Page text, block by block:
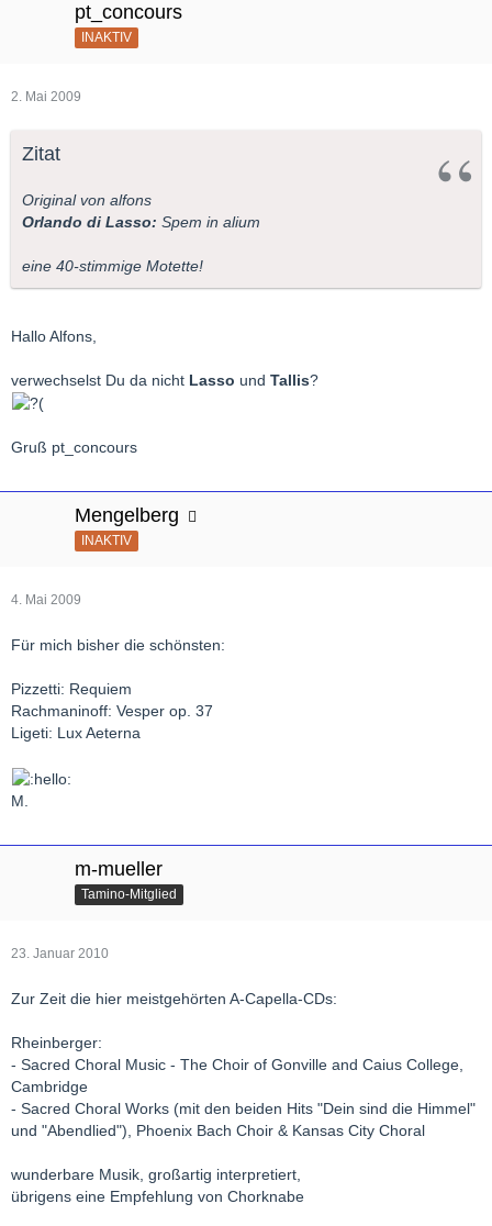
pt_concours
INAKTIV
2. Mai 2009
Zitat
Original von alfons
Orlando di Lasso: Spem in alium
eine 40-stimmige Motette!
Hallo Alfons,
verwechselst Du da nicht Lasso und Tallis?
Gruß pt_concours
Mengelberg
INAKTIV
4. Mai 2009
Für mich bisher die schönsten:
Pizzetti: Requiem
Rachmaninoff: Vesper op. 37
Ligeti: Lux Aeterna
M.
m-mueller
Tamino-Mitglied
23. Januar 2010
Zur Zeit die hier meistgehörten A-Capella-CDs:
Rheinberger:
- Sacred Choral Music - The Choir of Gonville and Caius College,
Cambridge
- Sacred Choral Works (mit den beiden Hits "Dein sind die Himmel"
und "Abendlied"), Phoenix Bach Choir & Kansas City Choral
wunderbare Musik, großartig interpretiert,
übrigens eine Empfehlung von Chorknabe